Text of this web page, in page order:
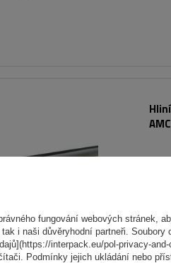
fungování webových stránek,
i naši důvěryhodní partneři.
interpack.eu/pol-privacy-
Podmínky jejich ukládání nebo